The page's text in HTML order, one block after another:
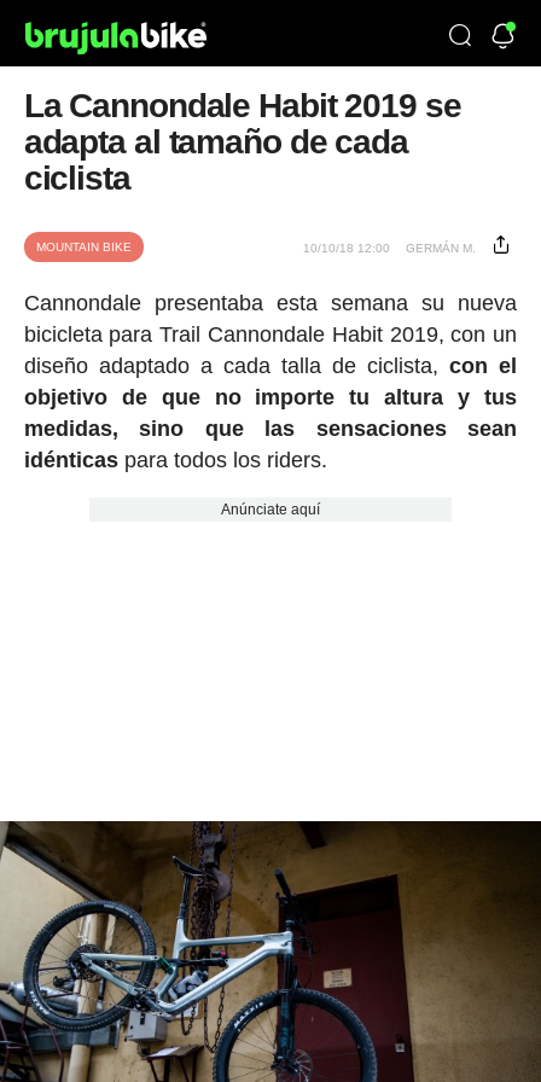
La Cannondale Habit 2019 se
adapta al tamaño de cada
ciclista
MOUNTAIN BIKE 10/10/18 12:00 GERMÁN M.
Cannondale presentaba esta semana su nueva
bicicleta para Trail Cannondale Habit 2019, con un
diseño adaptado a cada talla de ciclista,con el
objetivo de que no importe tu altura y tus
medidas, sino que las sensaciones sean
idénticaspara todos los riders.
Anúnciate aquí